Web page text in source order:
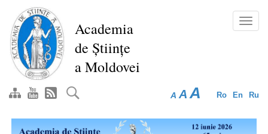
Перейти
основному
содержанию
Academia
de Științe
a Moldovei
Ro En Ru
A A A